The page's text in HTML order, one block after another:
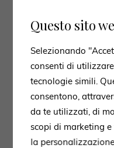
Questo sito
Selezionando
consenti di
tecnologie simili.
consentono,
da te utilizzati, di
scopi di marketing
la